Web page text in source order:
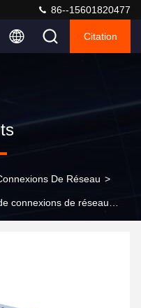
86--15601820477
Citation
De Réseau >
connexions de réseau